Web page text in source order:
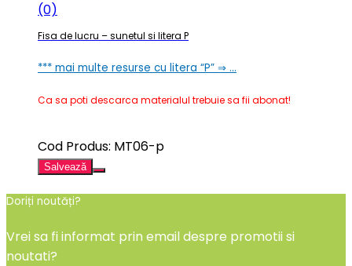
(0)
Fisa de lucru – sunetul si litera P
*** mai multe resurse cu litera “P” ⇒ …
Ca sa poti descarca materialul trebuie sa fii abonat!
Cod Produs: MT06-p
Salvează
Doriți noutăți?
Vrei sa fi informat prin email despre promotii si
noutati?